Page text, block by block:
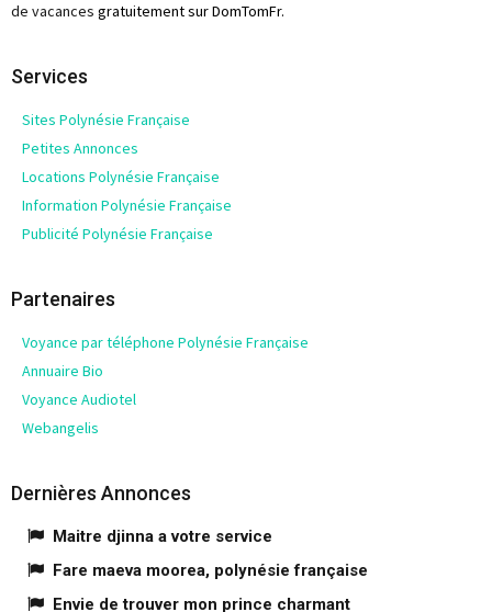
de vacances gratuitement sur DomTomFr.
Services
Sites Polynésie Française
Petites Annonces
Locations Polynésie Française
Information Polynésie Française
Publicité Polynésie Française
Partenaires
Voyance par téléphone Polynésie Française
Annuaire Bio
Voyance Audiotel
Webangelis
Dernières Annonces
Maitre djinna a votre service
Fare maeva moorea, polynésie française
Envie de trouver mon prince charmant